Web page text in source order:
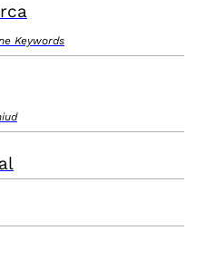
Keywords